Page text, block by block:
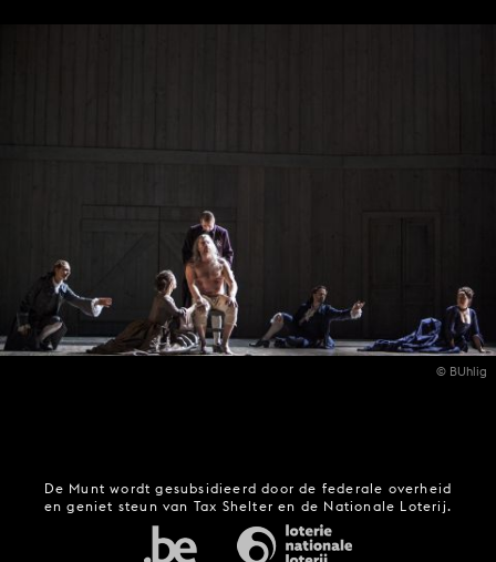
© BUhlig
De Munt wordt gesubsidieerd door de federale overheid
en geniet steun van Tax Shelter en de Nationale Loterij.